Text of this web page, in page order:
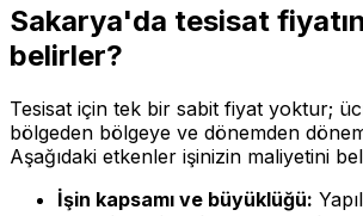
Sakarya'da tesisat
belirler?
Tesisat için tek bir sabit fiyat yoktur;
bölgeden bölgeye ve dönemden
Aşağıdaki etkenler işinizin maliyetini
İşin kapsamı ve büyüklüğü: